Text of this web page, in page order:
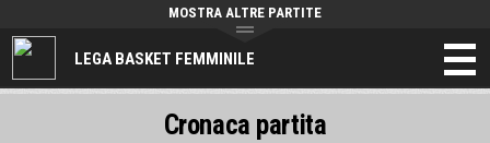
LEGA BASKET FEMMINILE
MOSTRA ALTRE PARTITE
Cronaca partita